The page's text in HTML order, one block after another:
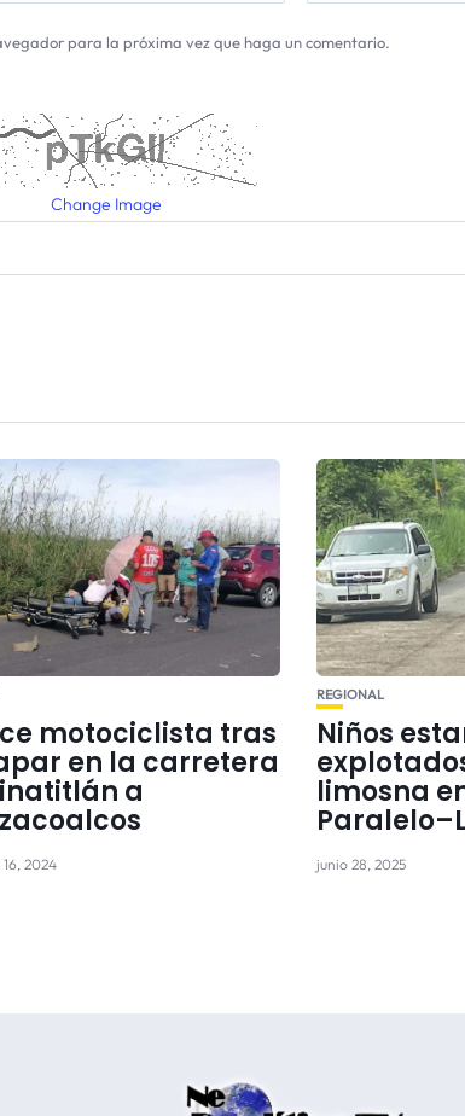
para la próxima vez que haga un comentario.
Change Image
motociclista tras
en la carretera
a
2024
REGIONAL
Niños
limosna
junio 28, 2025